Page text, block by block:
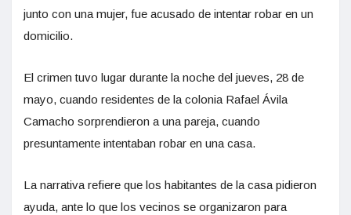
junto con una mujer, fue acusado de intentar robar en un
domicilio.
El crimen tuvo lugar durante la noche del jueves, 28 de
mayo, cuando residentes de la colonia Rafael Ávila
Camacho sorprendieron a una pareja, cuando
presuntamente intentaban robar en una casa.
La narrativa refiere que los habitantes de la casa pidieron
ayuda, ante lo que los vecinos se organizaron para